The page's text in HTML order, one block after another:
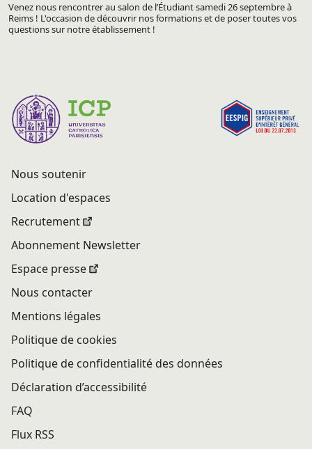
Venez nous rencontrer au salon de l’Étudiant samedi 26 septembre à
Reims ! L'occasion de découvrir nos formations et de poser toutes vos
questions sur notre établissement !
Nous soutenir
Location d'espaces
Recrutement
Abonnement Newsletter
Espace presse
Nous contacter
Mentions légales
Politique de cookies
Politique de confidentialité des données
Déclaration d’accessibilité
FAQ
Flux RSS